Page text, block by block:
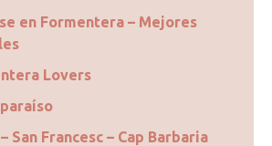
en Formentera – Mejores
Lovers
San Francesc – Cap Barbaria